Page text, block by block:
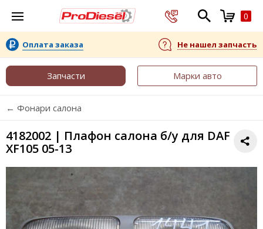
0
Оплата заказа Не нашел запчасть
Запчасти Марки авто
← Фонари салона
4182002 | Плафон салона б/у для DAF
XF105 05-13